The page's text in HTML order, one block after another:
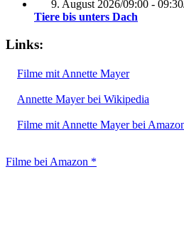
9. August 2026/09:00 - 09:30
Tiere bis unters Dach
Links:
Filme mit Annette Mayer
Annette Mayer bei Wikipedia
Filme mit Annette Mayer bei
Filme bei Amazon *